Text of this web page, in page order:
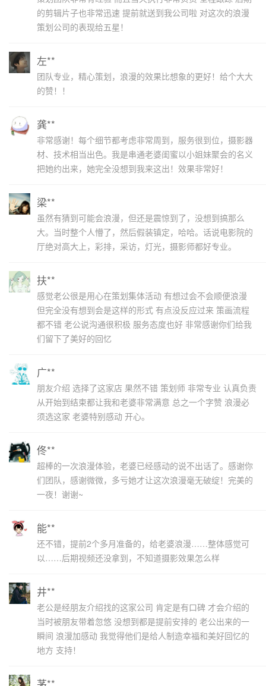
的剪辑片子也非常迅速 提前就送到我公司啦 对这次的浪漫
策划公司的表现给五星！
左**
团队专业，精心策划，浪漫的效果比想象的更好！给个大大
的赞！！
龚**
非常感谢！每个细节都考虑非常周到，服务很到位，摄影器
材、技术相当出色。我是串通老婆闺蜜以小姐妹聚会的名义
把她约出来，她完全没想到我来这出！效果非常好！
梁**
虽然有猜到可能会浪漫，但还是震惊到了，没想到搞那么
大。当时整个人懵了，然后假装镇定，哈哈。话说电影院的
厅绝对高大上，彩排，采访，灯光，摄影师都好专业。
扶**
感觉老公很是用心在策划集体活动 有想过会不会顺便浪漫
但完全没有想到会是这样的形式 有点没反应过来 策画流程
都不错 老公说沟通很积极 服务态度也好 非常感谢你们给我
们留下了美好的回忆
广**
朋友介绍 选择了这家店 果然不错 策划师 非常专业 认真负责
从开始到结束都让我和老婆非常满意 总之一个字赞 浪漫必
须选这家 老婆特别感动 开心。
佟**
超棒的一次浪漫体验，老婆已经感动的说不出话了。感谢你
们团队，感谢微微，多亏她才让这次浪漫毫无破绽！完美的
一夜！谢谢~
能**
还不错，提前2个多月准备的，给老婆浪漫……整体感觉可
以……后期视频还没拿到，不知道摄影效果怎么样
井**
老公是经朋友介绍找的这家公司 肯定是有口碑 才会介绍的
当时被朋友带着忽悠 没想到都是提前安排的 老公出来的一
瞬间 浪漫加感动 我觉得他们是给人制造幸福和美好回忆的
地方 支持！